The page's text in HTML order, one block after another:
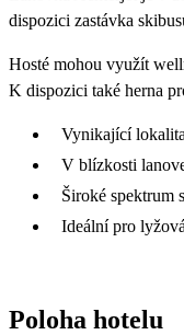
dispozici zastávka
Hosté mohou využít
K dispozici také herna
Vynikající
V blízkosti
Široké spektrum
Ideální pro
Poloha hotelu